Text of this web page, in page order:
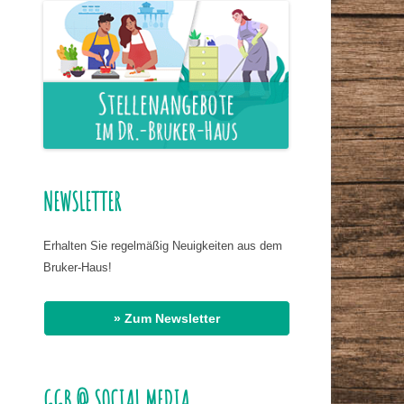
HASSAN EL
DR. BIRMANNS
NAHRUNG
NEWSLETTER
Erhalten Sie regelmäßig Neuigkeiten aus dem
Bruker-Haus!
» Zum Newsletter